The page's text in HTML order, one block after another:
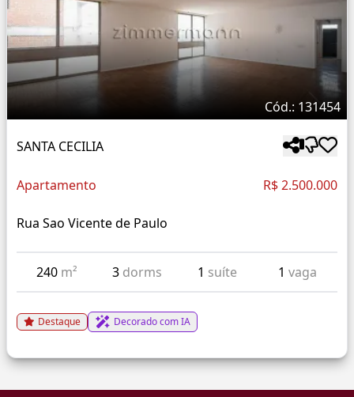
Cód.: 131454
SANTA CECILIA
Apartamento R$ 2.500.000
Rua Sao Vicente de Paulo
240 m² 3 dorms 1 suíte 1 vaga
Destaque Decorado com IA